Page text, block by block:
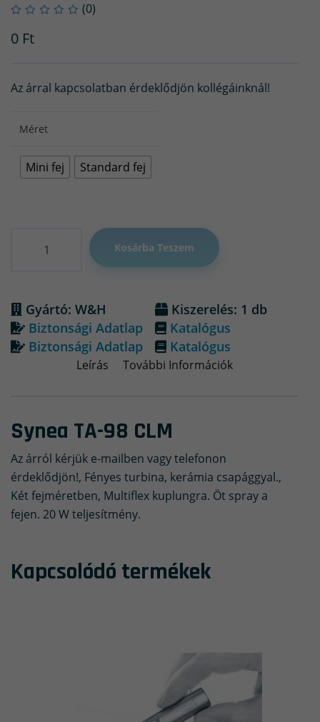
(0)
0 Ft
Az árral kapcsolatban érdeklődjön kollégáinknál!
Méret
Mini fej Standard fej
Kosárba Teszem
Gyártó: W&H
Kiszerelés: 1 db
Biztonsági Adatlap
Katalógus
Biztonsági Adatlap
Katalógus
Leírás További Információk
Synea TA-98 CLM
Az árról kérjük e-mailben vagy telefonon
érdeklődjön!, Fényes turbina, kerámia csapággyal.,
Két fejméretben, Multiflex kuplungra. Öt spray a
fejen. 20 W teljesítmény.
Kapcsolódó termékek